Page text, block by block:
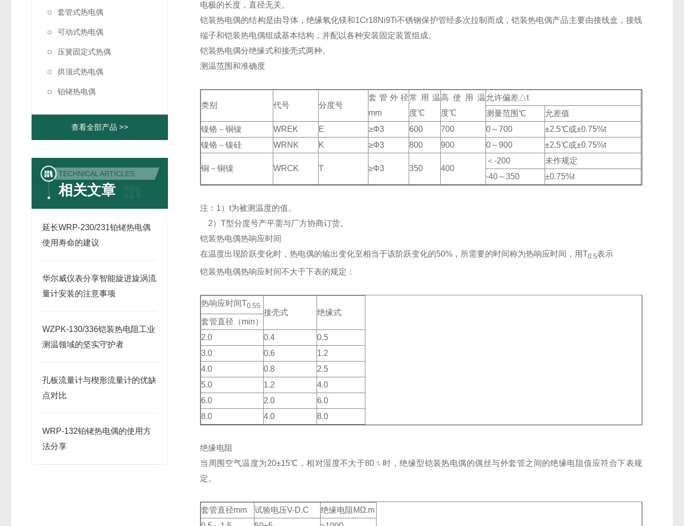
套管式热电偶
可动式热电偶
压簧固定式热偶
拱顶式热电偶
铂铑热电偶
查看全部产品 >>
TECHNICAL ARTICLES
相关文章
延长WRP-230/231铂铑热电偶
使用寿命的建议
华尔威仪表分享智能旋进旋涡流
量计安装的注意事项
WZPK-130/336铠装热电阻工业
测温领域的坚实守护者
孔板流量计与楔形流量计的优缺
点对比
WRP-132铂铑热电偶的使用方
法分享
电极的长度，直径无关。
铠装热电偶的结构是由导体，绝缘氧化镁和1Cr18Ni9Ti不锈钢保护管经多次拉制而成，铠装热电偶产品主要由接线盒，接线
端子和铠装热电偶组成基本结构，并配以各种安装固定装置组成。
铠装热电偶分绝缘式和接壳式两种。
测温范围和准确度
类别 代号 分度号
套管外径
mm
常用温
度℃
高使用温
度℃
允许偏差△t
测量范围℃
允差值
镍铬－铜镍
WREK E ≥Φ3 600 700 0～700
±2.5℃或±0.75%t
镍铬－镍硅
WRNK K ≥Φ3 800 900 0～900 ±2.5℃或±0.75%t
铜－铜镍 WRCK T ≥Φ3 350 400
＜-200
未作规定
-40～350
±0.75%t
注：1）t为被测温度的值。
2）T型分度号产平需与厂方协商订货。
铠装热电偶热响应时间
在温度出现阶跃变化时，热电偶的输出变化至相当于该阶跃变化的50%，所需要的时间称为热响应时间，用T0.5表示
铠装热电偶热响应时间不大于下表的规定：
热响应时间T0.5S
接壳式
绝缘式
套管直径（min）
2.0
0.4
0.5
3.0
0.6
1.2
4.0
0.8
2.5
5.0
1.2
4.0
6.0
2.0
6.0
8.0
4.0 8.0
绝缘电阻
当周围空气温度为20±15℃，相对湿度不大于80﹪时，绝缘型铠装热电偶的偶丝与外套管之间的绝缘电阻值应符合下表规
定。
套管直径mm 试验电压V-D.C
绝缘电阻MΩ.m